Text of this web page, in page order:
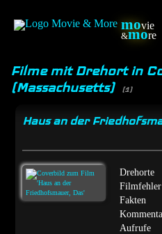
movie
&more
Filme mit Drehort in
(Massachusetts)
(1)
Haus an der
Drehorte
Filmfehler
Fakten
Aufrufe